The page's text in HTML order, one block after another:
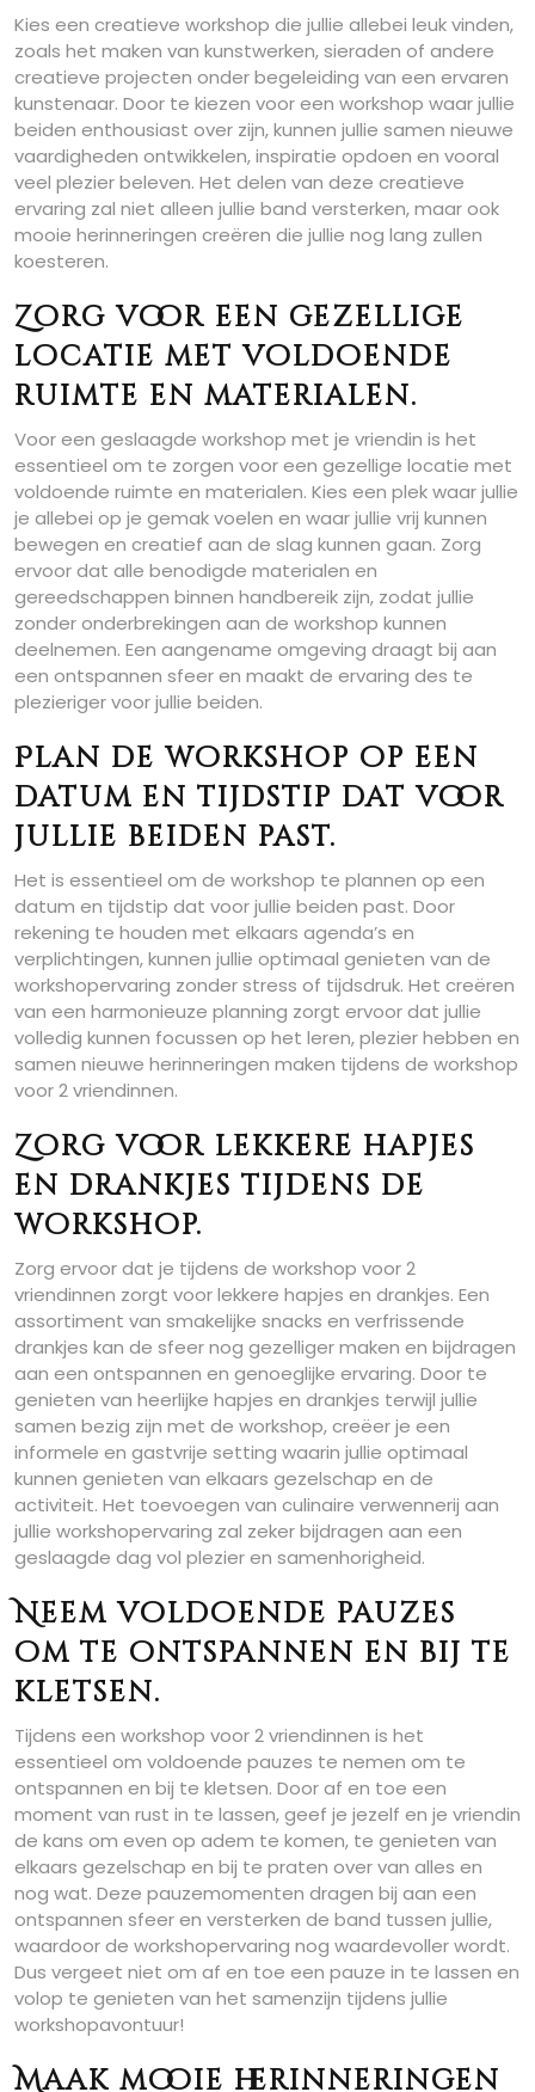
Kies een creatieve workshop die jullie allebei leuk vinden,
zoals het maken van kunstwerken, sieraden of andere
creatieve projecten onder begeleiding van een ervaren
kunstenaar. Door te kiezen voor een workshop waar jullie
beiden enthousiast over zijn, kunnen jullie samen nieuwe
vaardigheden ontwikkelen, inspiratie opdoen en vooral
veel plezier beleven. Het delen van deze creatieve
ervaring zal niet alleen jullie band versterken, maar ook
mooie herinneringen creëren die jullie nog lang zullen
koesteren.
Zorg voor een gezellige
locatie met voldoende
ruimte en materialen.
Voor een geslaagde workshop met je vriendin is het
essentieel om te zorgen voor een gezellige locatie met
voldoende ruimte en materialen. Kies een plek waar jullie
je allebei op je gemak voelen en waar jullie vrij kunnen
bewegen en creatief aan de slag kunnen gaan. Zorg
ervoor dat alle benodigde materialen en
gereedschappen binnen handbereik zijn, zodat jullie
zonder onderbrekingen aan de workshop kunnen
deelnemen. Een aangename omgeving draagt bij aan
een ontspannen sfeer en maakt de ervaring des te
plezieriger voor jullie beiden.
Plan de workshop op een
datum en tijdstip dat voor
jullie beiden past.
Het is essentieel om de workshop te plannen op een
datum en tijdstip dat voor jullie beiden past. Door
rekening te houden met elkaars agenda’s en
verplichtingen, kunnen jullie optimaal genieten van de
workshopervaring zonder stress of tijdsdruk. Het creëren
van een harmonieuze planning zorgt ervoor dat jullie
volledig kunnen focussen op het leren, plezier hebben en
samen nieuwe herinneringen maken tijdens de workshop
voor 2 vriendinnen.
Zorg voor lekkere hapjes
en drankjes tijdens de
workshop.
Zorg ervoor dat je tijdens de workshop voor 2
vriendinnen zorgt voor lekkere hapjes en drankjes. Een
assortiment van smakelijke snacks en verfrissende
drankjes kan de sfeer nog gezelliger maken en bijdragen
aan een ontspannen en genoeglijke ervaring. Door te
genieten van heerlijke hapjes en drankjes terwijl jullie
samen bezig zijn met de workshop, creëer je een
informele en gastvrije setting waarin jullie optimaal
kunnen genieten van elkaars gezelschap en de
activiteit. Het toevoegen van culinaire verwennerij aan
jullie workshopervaring zal zeker bijdragen aan een
geslaagde dag vol plezier en samenhorigheid.
Neem voldoende pauzes
om te ontspannen en bij te
kletsen.
Tijdens een workshop voor 2 vriendinnen is het
essentieel om voldoende pauzes te nemen om te
ontspannen en bij te kletsen. Door af en toe een
moment van rust in te lassen, geef je jezelf en je vriendin
de kans om even op adem te komen, te genieten van
elkaars gezelschap en bij te praten over van alles en
nog wat. Deze pauzemomenten dragen bij aan een
ontspannen sfeer en versterken de band tussen jullie,
waardoor de workshopervaring nog waardevoller wordt.
Dus vergeet niet om af en toe een pauze in te lassen en
volop te genieten van het samenzijn tijdens jullie
workshopavontuur!
Maak mooie herinneringen